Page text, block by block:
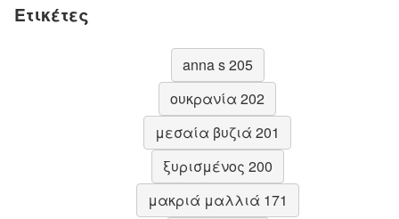
Ετικέτες
anna s 205
ουκρανία 202
μεσαία βυζιά 201
ξυρισμένος 200
μακριά μαλλιά 171